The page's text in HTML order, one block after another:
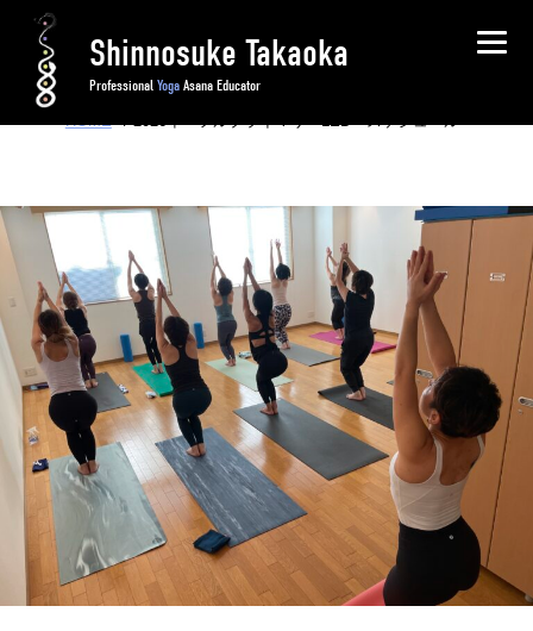
Shinnosuke Takaoka
Professional Yoga Asana Educator
HOME / 2026年 フルプライマリーLED スケジュール